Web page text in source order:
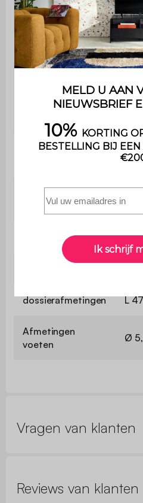
Gebruik
Garantie 2
Montage
Dossier opvulling
Dimensies L
dossierafmetingen L
Afmetingen
voeten
Ø
Vragen van klanten
Reviews van klanten